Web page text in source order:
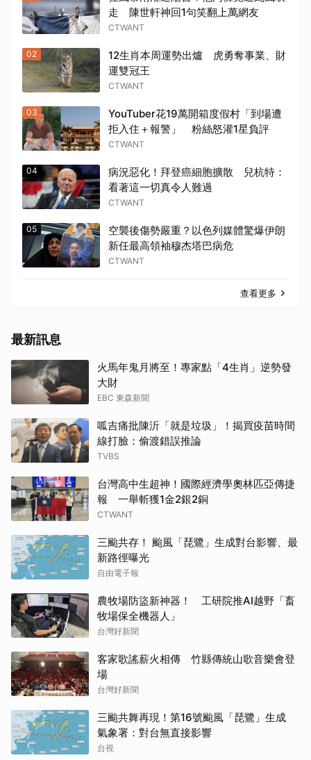
走 陳世軒神回1句笑翻上萬網友
CTWANT
02
12生肖本周運勢出爐 虎勇奪事業、財
運雙冠王
CTWANT
03
YouTuber花19萬開箱度假村「到場遭
拒入住＋報警」 粉絲怒灌1星負評
CTWANT
04
病況惡化！拜登癌細胞擴散 兒杭特：
看著這一切真令人難過
CTWANT
05
空襲後傷勢嚴重？以色列媒體驚爆伊朗
新任最高領袖穆杰塔巴病危
CTWANT
查看更多
最新訊息
火馬年鬼月將至！專家點「4生肖」逆勢發
大財
EBC 東森新聞
呱吉痛批陳沂「就是垃圾」！揭買疫苗時間
線打臉：偷渡錯誤推論
TVBS
台灣高中生超神！國際經濟學奧林匹亞傳捷
報 一舉斬獲1金2銀2銅
CTWANT
三颱共存！ 颱風「琵鷺」生成對台影響、最
新路徑曝光
自由電子報
農牧場防盜新神器！ 工研院推AI越野「畜
牧場保全機器人」
台灣好新聞
客家歌謠薪火相傳 竹縣傳統山歌音樂會登
場
台灣好新聞
三颱共舞再現！第16號颱風「琵鷺」生成
氣象署：對台無直接影響
台視